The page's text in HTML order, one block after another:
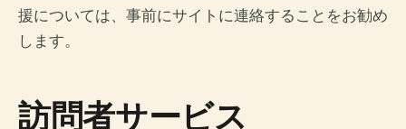
援については、事前にサイトに連絡することをお勧め
します。
訪問者サービス